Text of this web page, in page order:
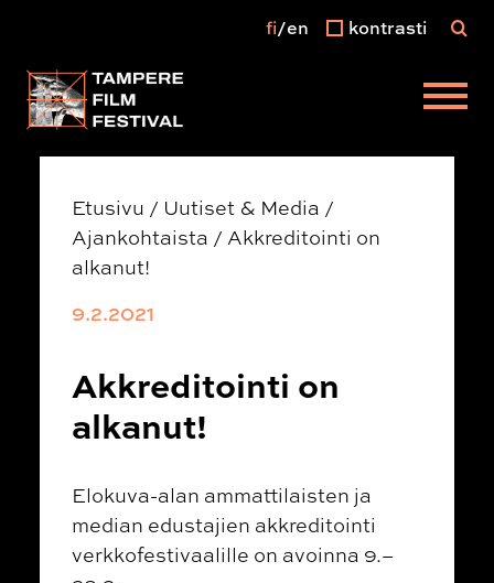
Päävalikko
fi en kontrasti
Etusivu / Uutiset & Media /
Ajankohtaista / Akkreditointi on
alkanut!
9.2.2021
Akkreditointi on
alkanut!
Elokuva-alan ammattilaisten ja
median edustajien akkreditointi
verkkofestivaalille on avoinna 9.–